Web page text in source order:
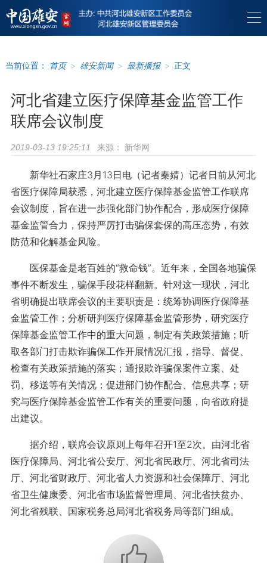
当前位置： 首页 > 雄安新闻 > 最新播报 > 正文
河北省建立医疗保障基金监管工作
联席会议制度
2019-03-13 19:25:11 来源： 新华网
新华社石家庄3月13日电（记者秦婧）记者日前从河北
省医疗保障局获悉，河北建立医疗保障基金监管工作联席
会议制度，旨在进一步强化部门协作配合，形成医疗保障
基金监管合力，保持严厉打击骗保套保的高压态势，有效
防范和化解基金风险。
医保基金是老百姓的“救命钱”。近年来，全国各地骗保
事件不断发生，骗保手段花样翻新。针对这一现状，河北
省明确提出联席会议的主要职责是：统筹协调医疗保障基
金监管工作；分析研判医疗保障基金监管形势，研究医疗
保障基金监管工作中的重大问题，制定有关政策措施；听
取各部门打击欺诈骗保工作开展情况汇报，指导、督促、
检查有关政策措施的落实；通报欺诈骗保案件立案、处
罚、移送等有关情况；促进部门协作配合、信息共享；研
究与医疗保障基金监管工作有关的重要问题，向省政府提
出建议。
据介绍，联席会议原则上每年召开1至2次。由河北省
医疗保障局、河北省公安厅、河北省民政厅、河北省司法
厅、河北省财政厅、河北省人力资源和社会保障厅、河北
省卫生健康委、河北省市场监督管理局、河北省扶贫办、
河北省残联、国家税务总局河北省税务局等部门组成。
+1